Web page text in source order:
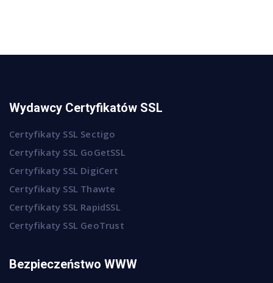
Wydawcy Certyfikatów SSL
Certyfikaty SSL Sectigo
Certyfikaty SSL GoGetSSL
Certyfikaty SSL DigiCert
Certyfikaty SSL Thawte
Certyfikaty SSL RapidSSL
Certyfikaty SSL GeoTrust
Bezpieczeństwo WWW